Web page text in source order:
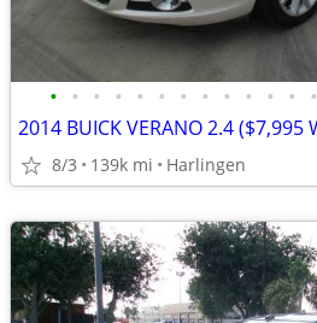
• • • • • • • • • • • • •
8/3 139k mi Harlingen